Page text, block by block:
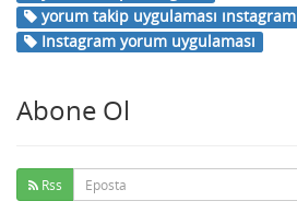
yorum takip uygulaması ınstagram
Instagram yorum uygulaması
Abone Ol
Rss